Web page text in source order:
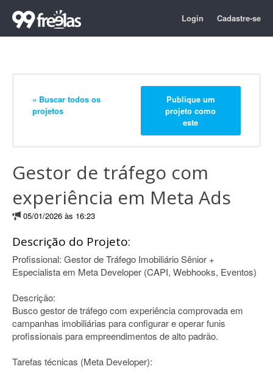
Login Cadastre-se
« Buscar todos os
projetos
Publique um
projeto como
este
Gestor de tráfego com
experiência em Meta Ads
05/01/2026 às 16:23
Descrição do Projeto:
Profissional: Gestor de Tráfego Imobiliário Sênior +
Especialista em Meta Developer (CAPI, Webhooks, Eventos)
Descrição:
Busco gestor de tráfego com experiência comprovada em
campanhas imobiliárias para configurar e operar funis
profissionais para empreendimentos de alto padrão.
Tarefas técnicas (Meta Developer):